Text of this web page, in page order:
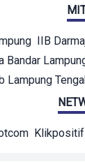
IIB
Bandar
Lampung
Klikpositif